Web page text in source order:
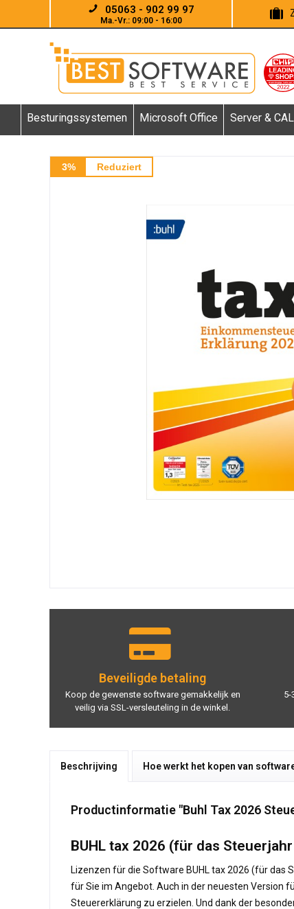
05063 - 902 99 97
Ma.-Vr.: 09:00 - 16:00
Besturingssystemen Microsoft Office Server & CAL
3% Reduziert
Beveiligde betaling
Koop de gewenste software gemakkelijk en
veilig via SSL-versleuteling in de winkel.
5-
Beschrijving Hoe werkt het kopen van
Productinformatie "Buhl Tax 2026
BUHL tax 2026 (für das
Lizenzen für die Software BUHL tax 2026 (für das
für Sie im Angebot. Auch in der neuesten Version
Steuererklärung zu erzielen. Und dank der